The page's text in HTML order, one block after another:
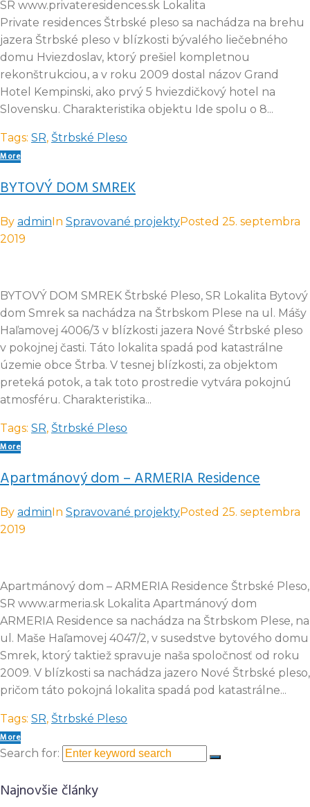
SR www.privateresidences.sk Lokalita
Private residences Štrbské pleso sa nachádza na brehu
jazera Štrbské pleso v blízkosti bývalého liečebného
domu Hviezdoslav, ktorý prešiel kompletnou
rekonštrukciou, a v roku 2009 dostal názov Grand
Hotel Kempinski, ako prvý 5 hviezdičkový hotel na
Slovensku. Charakteristika objektu Ide spolu o 8...
Tags: SR, Štrbské Pleso
More
BYTOVÝ DOM SMREK
By admin In Spravované projektyPosted 25. septembra
2019
BYTOVÝ DOM SMREK Štrbské Pleso, SR Lokalita Bytový
dom Smrek sa nachádza na Štrbskom Plese na ul. Mášy
Haľamovej 4006/3 v blízkosti jazera Nové Štrbské pleso
v pokojnej časti. Táto lokalita spadá pod katastrálne
územie obce Štrba. V tesnej blízkosti, za objektom
preteká potok, a tak toto prostredie vytvára pokojnú
atmosféru. Charakteristika...
Tags: SR, Štrbské Pleso
More
Apartmánový dom – ARMERIA Residence
By admin In Spravované projektyPosted 25. septembra
2019
Apartmánový dom – ARMERIA Residence Štrbské Pleso,
SR www.armeria.sk Lokalita Apartmánový dom
ARMERIA Residence sa nachádza na Štrbskom Plese, na
ul. Maše Haľamovej 4047/2, v susedstve bytového domu
Smrek, ktorý taktiež spravuje naša spoločnosť od roku
2009. V blízkosti sa nachádza jazero Nové Štrbské pleso,
pričom táto pokojná lokalita spadá pod katastrálne...
Tags: SR, Štrbské Pleso
More
Search for:
Najnovšie články